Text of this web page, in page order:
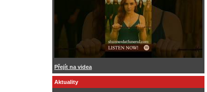
Přejít na videa
Aktuality